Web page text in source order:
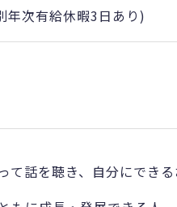
年次有給休暇3日あり)
話を聴き、自分にできる